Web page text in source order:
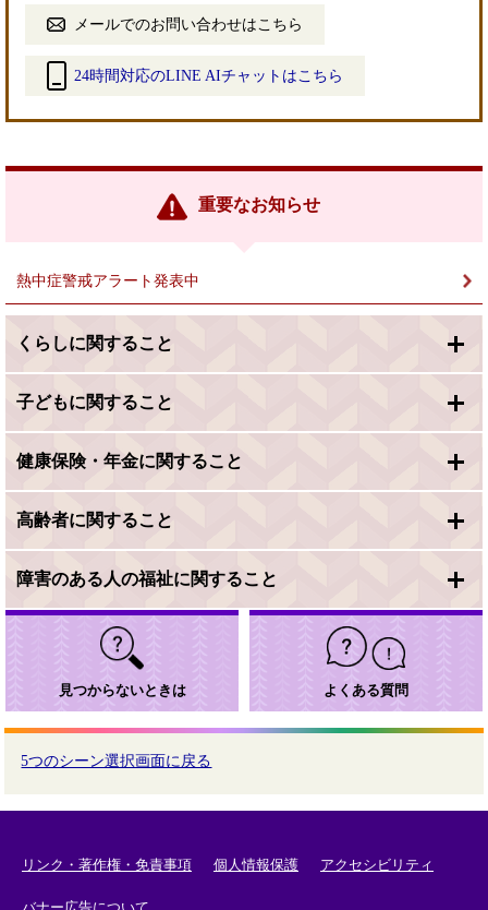
メールでのお問い合わせはこちら
24時間対応のLINE AIチャットはこちら
リ
重要なお知らせ
熱中症警戒アラート発表中
くらしに関すること
子どもに関すること
健康保険・年金に関すること
高齢者に関すること
障害のある人の福祉に関すること
見つからないときは よくある質問
5つのシーン選択画面に戻る
リンク・著作権・免責事項 個人情報保護 アクセシビリティ